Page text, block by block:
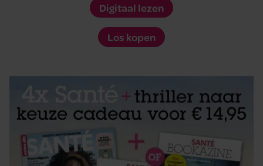
Digitaal lezen
Los kopen